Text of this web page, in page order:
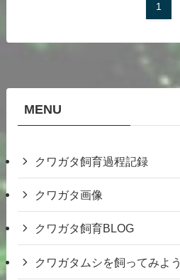
1
MENU
クワガタ飼育過程記録
クワガタ画像
クワガタ飼育BLOG
クワガタムシを飼ってみよう